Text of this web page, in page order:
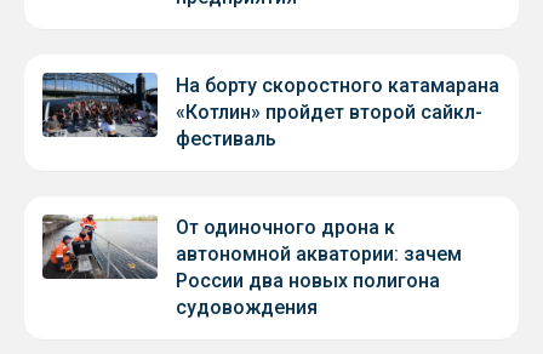
На борту скоростного катамарана
«Котлин» пройдет второй сайкл-
фестиваль
От одиночного дрона к
автономной акватории: зачем
России два новых полигона
судовождения